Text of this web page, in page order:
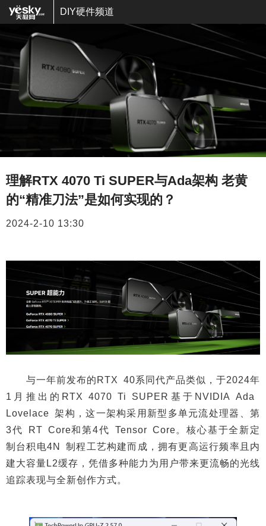
DIY硬件频道
理解RTX 4070 Ti SUPER与Ada架构 老黄
的“精准刀法”是如何实现的？
2024-2-10 13:30
与一年前发布的RTX 40系同代产品类似，于2024年
1月推出的RTX 4070 Ti SUPER基于NVIDIA Ada
Lovelace 架构，这一架构采用新型多单元流处理器、第
3代 RT Core和第4代 Tensor Core。核心基于全新定
制台积电4N 制程工艺构建而成，拥有更高运行频率且内
建大容量L2缓存，凭借多种能力为用户带来更流畅的光线
追踪表现与全新创作方式。